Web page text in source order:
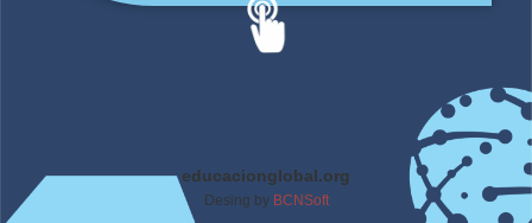
educacionglobal.org
Desing by BCNSoft